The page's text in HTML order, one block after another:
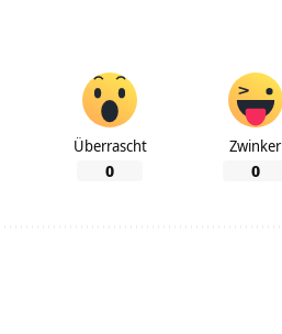
Überrascht
0
Zwinker
0